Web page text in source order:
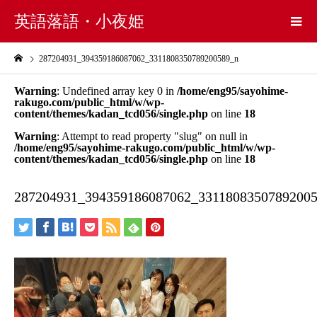
英語落語・小夜姫
287204931_394359186087062_3311808350789200589_n
Warning: Undefined array key 0 in /home/eng95/sayohime-
rakugo.com/public_html/w/wp-
content/themes/kadan_tcd056/single.php on line 18
Warning: Attempt to read property "slug" on null in
/home/eng95/sayohime-rakugo.com/public_html/w/wp-
content/themes/kadan_tcd056/single.php on line 18